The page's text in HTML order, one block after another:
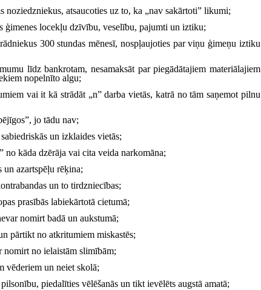
noziedzniekus, atsaucoties uz to, ka „nav sakārtoti” likumi;
ģimenes locekļu dzīvību, veselību, pajumti un iztiku;
300 stundas mēnesī, nospļaujoties par viņu ģimeņu iztiku
līdz bankrotam, nesamaksāt par piegādātajiem materiālajiem
nopelnīto algu;
vai it kā strādāt „n” darba vietās, katrā no tām saņemot pilnu
jo tādu nav;
un izklaides vietās;
no kāda dzērāja vai cita veida narkomāna;
azartspēļu rēķina;
un to tirdzniecības;
prasībās labiekārtotā cietumā;
nomirt badā un aukstumā;
pārtikt no atkritumiem miskastēs;
nomirt no ielaistām slimībām;
vēderiem un neiet skolā;
piedalīties vēlēšanās un tikt ievēlēts augstā amatā;